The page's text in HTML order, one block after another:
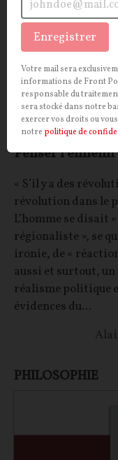
Penser
« S’il y a des
révolution dans le
L’homme se disait
régionaliste », se
ironie, de «
aussi et surtout,
réalisme politique
évidences du...
PHILOSOPHIE
Enregistrer
Votre mail sera
informations de Front
responsable du
sera stocké dans notre
exercer vos droits ou
notre politique de